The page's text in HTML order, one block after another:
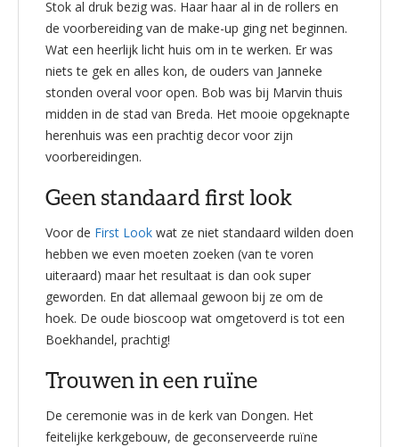
Stok al druk bezig was. Haar haar al in de rollers en
de voorbereiding van de make-up ging net beginnen.
Wat een heerlijk licht huis om in te werken. Er was
niets te gek en alles kon, de ouders van Janneke
stonden overal voor open. Bob was bij Marvin thuis
midden in de stad van Breda. Het mooie opgeknapte
herenhuis was een prachtig decor voor zijn
voorbereidingen.
Geen standaard first look
Voor de First Look wat ze niet standaard wilden doen
hebben we even moeten zoeken (van te voren
uiteraard) maar het resultaat is dan ook super
geworden. En dat allemaal gewoon bij ze om de
hoek. De oude bioscoop wat omgetoverd is tot een
Boekhandel, prachtig!
Trouwen in een ruïne
De ceremonie was in de kerk van Dongen. Het
feitelijke kerkgebouw, de geconserveerde ruïne